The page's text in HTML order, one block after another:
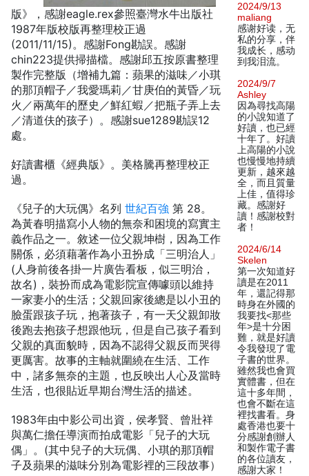
版》，感謝eagle.rex參照臺灣水牛出版社
1987年版校版再整理校正過
(2011/11/15)。感謝Fong勘誤。感謝
chin223提供掃描檔。感謝邱五按原書整理
製作完整版（增補九篇：蘋果的滋味／小琪
的那頂帽子／我愛瑪莉／甘庚伯的黃昏／玩
火／兩萬年的歷史／鮮紅蝦／把瓶子弄上去
／清道伕的孩子）。感謝sue1289勘誤12
處。
好讀書櫃《經典版》。美格騰再整理校正
過。
《兒子的大玩偶》名列 世紀百強第 28。
為黃春明描寫小人物的無奈和困境的寫實主
義作品之一。敘述一位父親坤樹，因為工作
關係，必須藉著作為小丑扮成「三明治人」
(人身前後各掛一片廣告看板，似三明治，
故名)，裝扮而成為電影院宣傳噱頭以維持
一家妻小的生活；父親回家後總是以小丑的
臉蛋跟孩子玩，抱著孩子，有一天父親卸妝
後跑去抱孩子想跟他玩，但是自己孩子看到
父親的真面貌時，因為不認得父親反而哭得
更厲害。故事的主軸就圍繞在生活、工作
中，諸多無奈的主題，也反映出人心及當時
生活，也很貼近早期台灣生活的描述。
1983年由中影公司出資，侯孝賢、曾壯祥
與萬仁擔任導演而拍成電影「兒子的大玩
偶」。(其中兒子的大玩偶、小琪的那頂帽
子及蘋果的滋味分別為電影裡的三段故事）
2024/9/13
maliang
感谢好读，无
私的分享，伴
我成长，感动
到我泪流。
2024/9/7
Ashley
因為尋找高陽
的小說知道了
好讀，也已經
十年了。好讀
上高陽的小說
也慢慢地持續
更新，越來越
全，而且質量
上佳，值得珍
藏。感謝好
讀！感謝校對
者！
2024/6/14
Skelen
第一次知道好
讀是在2011
年，還記得那
時身在外國的
我要找<那些
年>是十分困
難，就是好讀
令我發現了電
子書的世界。
雖然我也會買
實體書，但在
這十多年間，
也會不斷在這
裡找書看。身
處香港也要十
分感謝創辦人
和製作電子書
的各位讀友，
感謝大家！